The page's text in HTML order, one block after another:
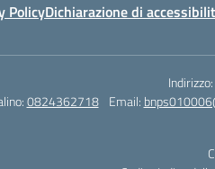
PolicyDichiarazione di
Indirizzo:
0824362718 Email: